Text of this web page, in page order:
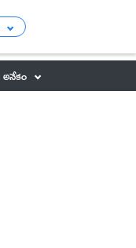
అనేకం